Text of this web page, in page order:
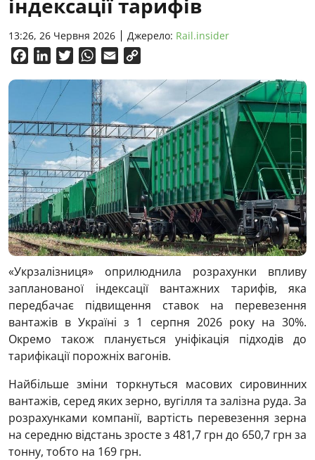
індексації тарифів
13:26, 26 Червня 2026 Джерело: Rail.insider
FacebookLinkedInTwitterWhatsApp
Email
«Укрзалізниця» оприлюднила розрахунки впливу
запланованої індексації вантажних тарифів, яка
передбачає підвищення ставок на перевезення
вантажів в Україні з 1 серпня 2026 року на 30%.
Окремо також планується уніфікація підходів до
тарифікації порожніх вагонів.
Найбільше зміни торкнуться масових сировинних
вантажів, серед яких зерно, вугілля та залізна руда. За
розрахунками компанії, вартість перевезення зерна
на середню відстань зросте з 481,7 грн до 650,7 грн за
тонну, тобто на 169 грн.